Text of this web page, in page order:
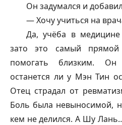
Он задумался и
— Хочу учиться на
Да, учёба в
зато это самый
помогать близким.
останется ли у Мэн Тин
Отец страдал от
Боль была невыносимой,
кем не делился. А Шу